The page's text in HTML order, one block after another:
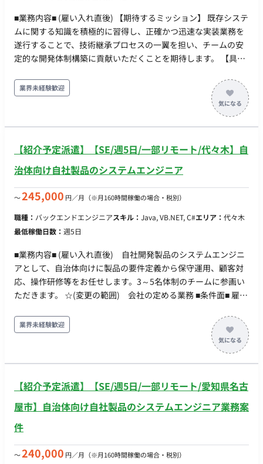
■業務内容■ (雇い入れ直後) 【期待するミッション】 既存システ
ムに関する知識を積極的に習得し、正確かつ迅速な実装業務を
遂行することで、技術継承プロセスの一翼を担い、チームの安
定的な開発体制構築に貢献いただくことを期待します。 【具体
ンの改修・機能追加 マニュアルに基づいたプログラミングおよ
びテスト実施 新規機能に関する実装、および不具合修正対応
保守運用 【開発環境】 プログラミング：TypeScript, PHP, C#, C
AlmaLinux (RHEL, CentOSの経験可) 【チーム体制】 技術継承
を目的としたプロジェクトのため、正社員エンジニアからの
の範囲) 「会社の定める業務」 ■条件面■ 雇用形態：正社員
登用予定 試用期間：紹介予定派遣のためなし 休日・休暇：完全
週休二日制、夏季休暇、年末年始休暇。 リモートワーク：原則
出向：なし 勤務地(雇入直後) 本社（東京都内を想定） ☆勤務
地(変更の範囲)会社の定める場所 稼動時間：9:00-18:00 時間外
労働：有 年収： ■賃金形態：月給制(派遣期間時は時給制) ■派遣
期間時時給：1750円～3000円 ※スキル・経験により変動 ■月
額：25万円～50万円 ■年収：320万円～600万円 ※キャリア・
スキル・希望を考慮の上決定 ※固定残業代の有無は入社時に規
当、物価手当 ※上記以外は入社時に会社の規定による
業界未経験歓迎
【紹介予定派遣】【SE/週5日/一部リモート/代々木】自
治体向け自社製品のシステムエンジニア
〜245,000 円／月 （※月160時間稼働の場合・税別）
職種： バックエンドエンジニアスキル： Java, VB.NET, C#エリア： 代々木
最低稼働日数： 週5日
■業務内容■ (雇い入れ直後) 自社開発製品のシステムエンジニ
アとして、自治体向けに製品の要件定義から保守運用、顧客対
応、操作研修等をお任せします。3～5名体制のチームに参画い
ただきます。 ☆(変更の範囲) 会社の定める業務 ■条件面■ 雇用
予定 試用期間：紹介予定派遣のためなし 休日・休暇：完全週休
2日制（休日は土日祝日） 年間有給休暇10日～20日（下限日数
は、入社半年経過後の付与日数となります） 年間休日日数122
日 年末年始、年次有給、産前産後、育児休業／育児短時間勤
弔休暇：連続2~7日、リフレッシュ休暇特別休暇(5～15日) リモ
ートワーク：入社後1か月程度は出社、以降は週2～3日程度の
地(変更の範囲)：会社の定める場所 稼動時間：9：00～17：
30（フレックス制度あり） 時間外労働：有 年収：410万円～
420万円 ■賃金形態：月給制(派遣期間時は時給制) ■派遣期間時
業界未経験歓迎
【紹介予定派遣】【SE/週5日/一部リモート/愛知県名古
屋市】自治体向け自社製品のシステムエンジニア業務案
件
〜240,000 円／月 （※月160時間稼働の場合・税別）